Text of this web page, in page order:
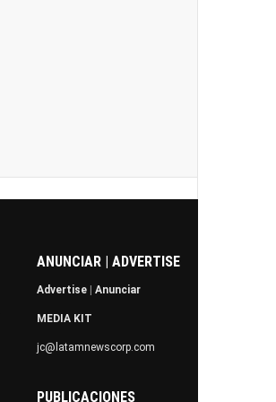
ANUNCIAR | ADVERTISE
Advertise Anunciar
MEDIA KIT
jc@latamnewscorp.com
PUBLICACIONES